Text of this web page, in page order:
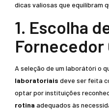
dicas valiosas que equilibram
1. Escolha
Fornecedor
A seleção de um laborátóri o
laboratoriais deve ser feita
optar por instituições
rotina adequados às